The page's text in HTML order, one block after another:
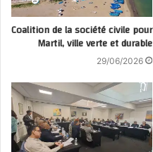
Coalition de la société civile pour
Martil, ville verte et durable
29/06/2026